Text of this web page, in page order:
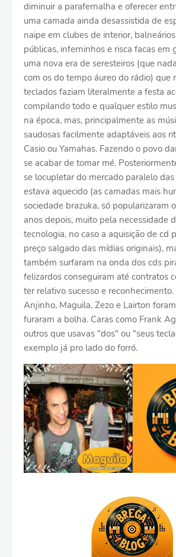
diminuir a parafernalha e oferecer
uma camada ainda desassistida de
naipe em clubes de interior,
públicas, inferninhos e risca facas em
uma nova era de seresteiros (que
com os do tempo áureo do rádio) que
teclados faziam literalmente a festa
compilando todo e qualquer estilo
na época, mas, principalmente as
saudosas facilmente adaptáveis aos
Casio ou Yamahas. Fazendo o povo
se acabar de tomar mé.
se locupletar do mercado paralelo
estava aquecido (as camadas mais
sociedade brazuka, só popularizaram
anos depois, muito pela necessidade
tecnologia, no caso a aquisição de cd
preço salgado das mídias originais),
também surfaram na onda dos cds
felizardos conseguiram até contratos
ter relativo sucesso e reconhecimento.
Anjinho, Maguila, Zezo e Lairton
furaram a bolha. Caras como Frank
outros que usavas "dos" ou "seus
exemplo já pro lado do forró.